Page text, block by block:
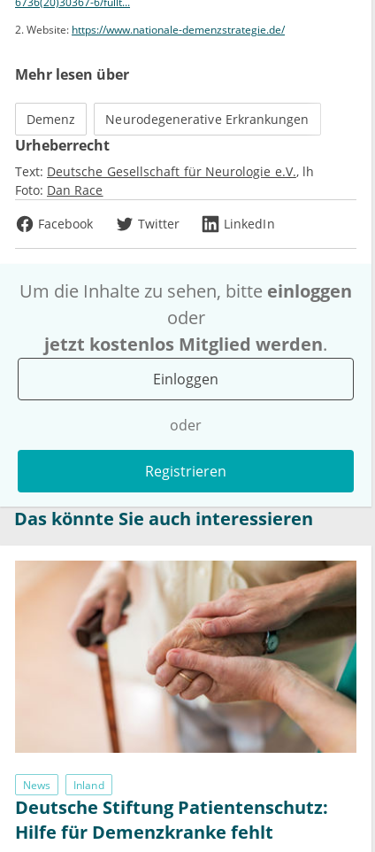
2. Website: https://www.nationale-demenzstrategie.de/
Mehr lesen über
Demenz Neurodegenerative Erkrankungen
Urheberrecht
Text: Deutsche Gesellschaft für Neurologie e.V. lh
Foto: Dan Race
Facebook
Twitter LinkedIn
Um die Inhalte zu sehen, bitte einloggen
oder
jetzt kostenlos Mitglied werden.
Einloggen
oder
Registrieren
Das könnte Sie auch interessieren
News Inland
Deutsche Stiftung Patientenschutz:
Hilfe für Demenzkranke fehlt